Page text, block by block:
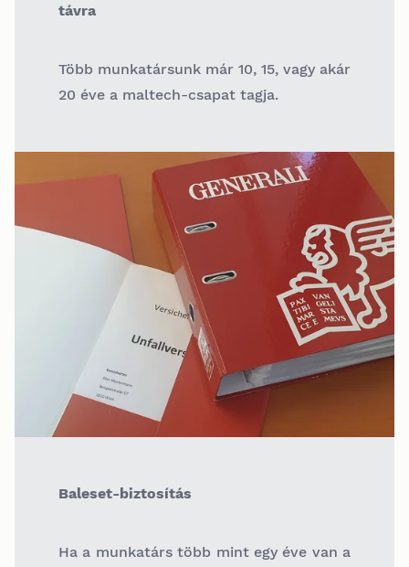
távra
Több munkatársunk már 10, 15, vagy akár
20 éve a maltech-csapat tagja.
Baleset-biztosítás
Ha a munkatárs több mint egy éve van a